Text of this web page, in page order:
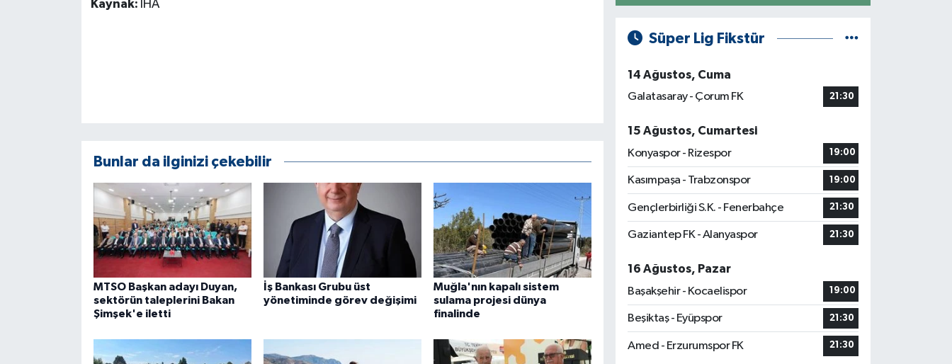
Kaynak: İHA
Bunlar da ilginizi çekebilir
MTSO Başkan adayı Duyan,
sektörün taleplerini Bakan
Şimşek'e iletti
İş Bankası Grubu üst
yönetiminde görev değişimi
Muğla'nın kapalı sistem
sulama projesi dünya
finalinde
Süper Lig Fikstür
14 Ağustos, Cuma
Galatasaray - Çorum FK
21:30
15 Ağustos, Cumartesi
Konyaspor - Rizespor
19:00
Kasımpaşa - Trabzonspor 19:00
Gençlerbirliği S.K. - Fenerbahçe 21:30
Gaziantep FK - Alanyaspor 21:30
16 Ağustos, Pazar
Başakşehir - Kocaelispor
19:00
Beşiktaş - Eyüpspor 21:30
Amed - Erzurumspor FK 21:30
Yerel Haberler